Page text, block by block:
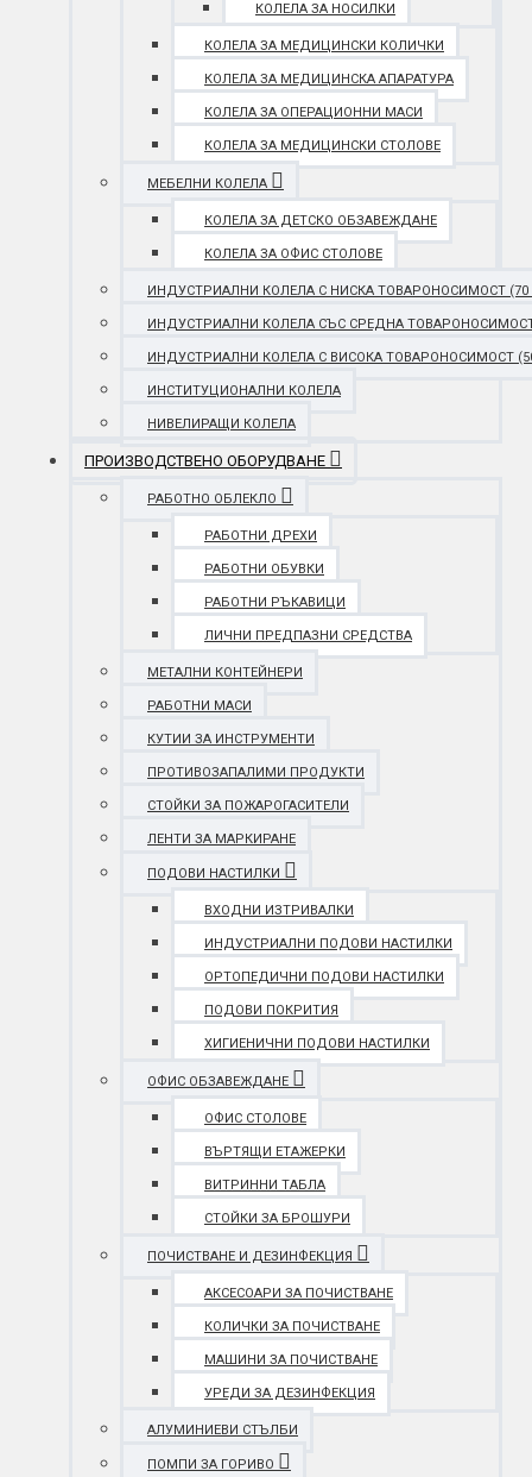
КОЛЕЛА ЗА НОСИЛКИ
КОЛЕЛА ЗА МЕДИЦИНСКИ КОЛИЧКИ
КОЛЕЛА ЗА МЕДИЦИНСКА АПАРАТУРА
КОЛЕЛА ЗА ОПЕРАЦИОННИ МАСИ
КОЛЕЛА ЗА МЕДИЦИНСКИ СТОЛОВЕ
МЕБЕЛНИ КОЛЕЛА
КОЛЕЛА ЗА ДЕТСКО ОБЗАВЕЖДАНЕ
КОЛЕЛА ЗА ОФИС СТОЛОВЕ
ИНДУСТРИАЛНИ КОЛЕЛА С НИСКА ТОВАРОНОСИМОСТ (70 -
ИНДУСТРИАЛНИ КОЛЕЛА СЪС СРЕДНА ТОВАРОНОСИМОСТ
ИНДУСТРИАЛНИ КОЛЕЛА С ВИСОКА ТОВАРОНОСИМОСТ
ИНСТИТУЦИОНАЛНИ КОЛЕЛА
НИВЕЛИРАЩИ КОЛЕЛА
ПРОИЗВОДСТВЕНО ОБОРУДВАНЕ
РАБОТНО ОБЛЕКЛО
РАБОТНИ ДРЕХИ
РАБОТНИ ОБУВКИ
РАБОТНИ РЪКАВИЦИ
ЛИЧНИ ПРЕДПАЗНИ СРЕДСТВА
МЕТАЛНИ КОНТЕЙНЕРИ
РАБОТНИ МАСИ
КУТИИ ЗА ИНСТРУМЕНТИ
ПРОТИВОЗАПАЛИМИ ПРОДУКТИ
СТОЙКИ ЗА ПОЖАРОГАСИТЕЛИ
ЛЕНТИ ЗА МАРКИРАНЕ
ПОДОВИ НАСТИЛКИ
ВХОДНИ ИЗТРИВАЛКИ
ИНДУСТРИАЛНИ ПОДОВИ НАСТИЛКИ
ОРТОПЕДИЧНИ ПОДОВИ НАСТИЛКИ
ПОДОВИ ПОКРИТИЯ
ХИГИЕНИЧНИ ПОДОВИ НАСТИЛКИ
ОФИС ОБЗАВЕЖДАНЕ
ОФИС СТОЛОВЕ
ВЪРТЯЩИ ЕТАЖЕРКИ
ВИТРИННИ ТАБЛА
СТОЙКИ ЗА БРОШУРИ
ПОЧИСТВАНЕ И ДЕЗИНФЕКЦИЯ
АКСЕСОАРИ ЗА ПОЧИСТВАНЕ
КОЛИЧКИ ЗА ПОЧИСТВАНЕ
МАШИНИ ЗА ПОЧИСТВАНЕ
УРЕДИ ЗА ДЕЗИНФЕКЦИЯ
АЛУМИНИЕВИ СТЪЛБИ
ПОМПИ ЗА ГОРИВО